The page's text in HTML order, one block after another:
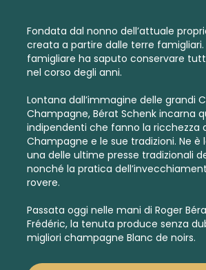
Fondata dal nonno dell’attuale
creata a partire dalle terre
famigliare ha saputo conservare
nel corso degli anni.
Lontana dall’immagine delle grandi
Champagne, Bérat Schenk incarna
indipendenti che fanno la ricchezza
Champagne e le sue tradizioni. Ne è
una delle ultime presse tradizionali
nonché la pratica
rovere.
Passata oggi nelle mani di Roger
Frédéric, la tenuta produce senza
migliori champagne Blanc de noirs.